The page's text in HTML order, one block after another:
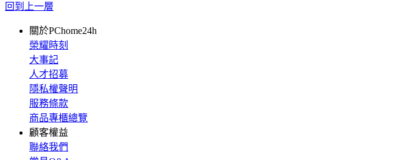
回到上一層
關於PChome24h
榮耀時刻
大事記
人才招募
隱私權聲明
服務條款
商品專櫃總覽
顧客權益
聯絡我們